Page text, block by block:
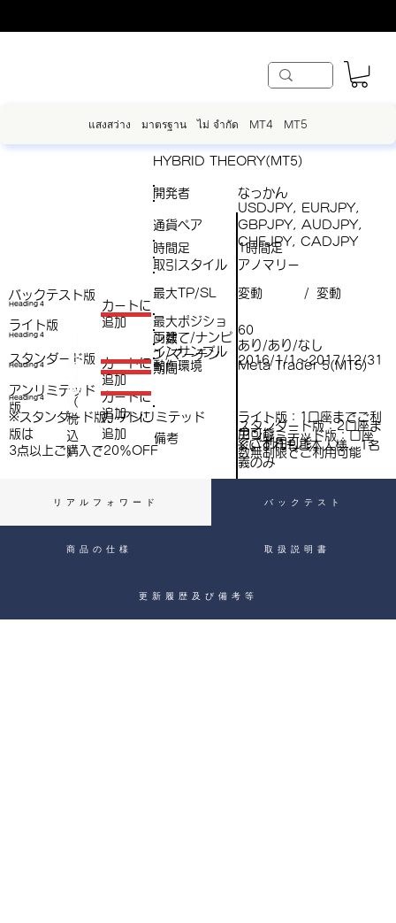
แสงสว่าง มาตรฐาน ไม่ จำกัด MT4 MT5
バックテスト版
スタンダード版
アンリミテッド
版
HYBRID THEORY(MT5)
開発者 なっかん
最大ポジショ
ン数
60
Heading 4
​カートに
追加
税
込
）
Heading 4
​カートに
追加
Heading 4
税
込
）
​カートに
追加
Heading 4
（
税
込
）
​カートに
追加
ライト版
USDJPY, EURJPY,
GBPJPY, AUDJPY,
CHFJPY, CADJPY
通貨ペア
取引スタイル アノマリー
最大TP/SL 変動 / 変動
両建て/ナンピ
ン/マーチン
あり/あり/なし
インサンプル
期間
2016/1/1～2017/12/31
動作環境 Meta Trader 5(MT5)
時間足 1時間足
備考
ライト版：1口座までご利
用可能
スタンダード版：2口座ま
でご利用可能
アンリミテッド版：口座
数無制限でご利用可能
※いずれもご本人様、1名
義のみ
※スタンダード版、アンリミテッド
版は
3点以上ご購入で​20％OFF
リアルフォワード バックテスト
商品の仕様 取扱説明書
更新履歴及び備考等